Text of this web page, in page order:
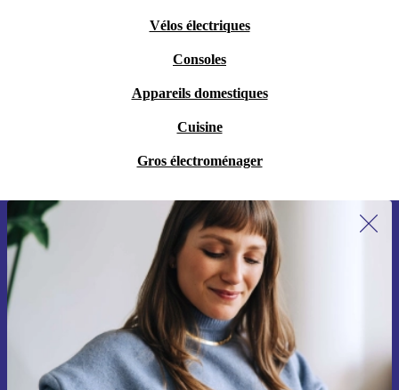
Vélos électriques
Consoles
Appareils domestiques
Cuisine
Gros électroménager
Recevoir offres et infos de refurbed
par mail
Ne manquez plus aucune offre.
S'inscrire